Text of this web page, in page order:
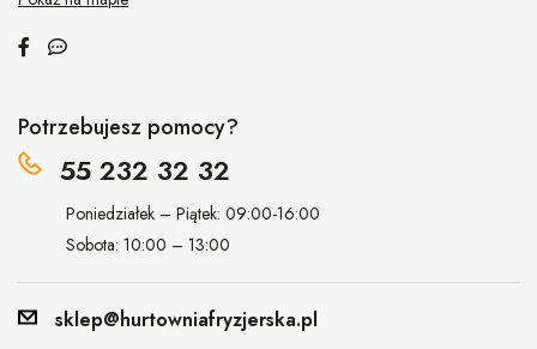
Potrzebujesz pomocy?
55 232 32 32
Poniedziałek – Piątek: 09:00-16:00
Sobota: 10:00 – 13:00
sklep@hurtowniafryzjerska.pl